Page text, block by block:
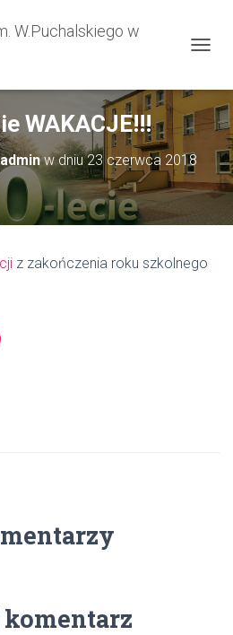
W.Puchalskiego w
WAKACJE!!!
adminw dniu23 czerwca 2018
z zakończenia roku szkolnego
komentarz